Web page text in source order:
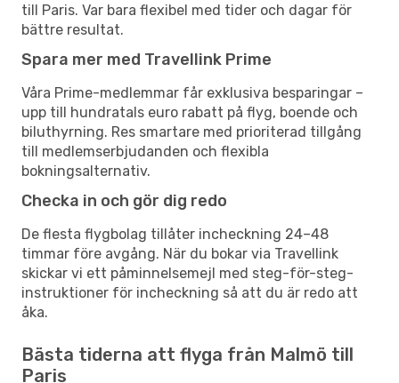
till Paris. Var bara flexibel med tider och dagar för
bättre resultat.
Spara mer med Travellink Prime
Våra Prime-medlemmar får exklusiva besparingar –
upp till hundratals euro rabatt på flyg, boende och
biluthyrning. Res smartare med prioriterad tillgång
till medlemserbjudanden och flexibla
bokningsalternativ.
Checka in och gör dig redo
De flesta flygbolag tillåter incheckning 24–48
timmar före avgång. När du bokar via Travellink
skickar vi ett påminnelsemejl med steg-för-steg-
instruktioner för incheckning så att du är redo att
åka.
Bästa tiderna att flyga från Malmö till
Paris